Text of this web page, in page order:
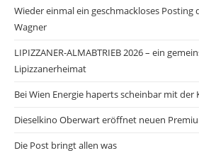
Wieder einmal ein geschmackloses Posting
Wagner
LIPIZZANER-ALMABTRIEB 2026 – ein
Lipizzanerheimat
Bei Wien Energie haperts scheinbar mit der
Dieselkino Oberwart eröffnet neuen
Die Post bringt allen was